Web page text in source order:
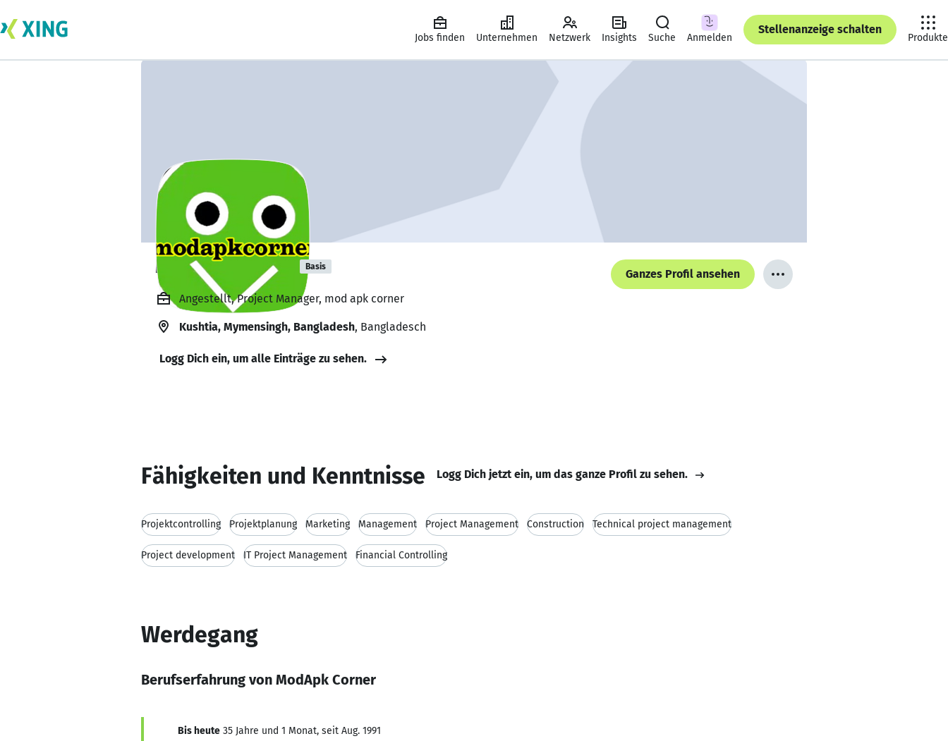
Jobs finden Unternehmen Netzwerk Insights Suche Anmelden
Stellenanzeige schalten
Produkte
ModApk Corner Basis
Ganzes Profil ansehen
Angestellt, Project Manager, mod apk corner
Kushtia, Mymensingh, Bangladesh, Bangladesch
Logg Dich ein, um alle Einträge zu sehen.
Fähigkeiten und Kenntnisse Logg Dich jetzt ein, um das ganze Profil zu sehen.
Projektcontrolling Projektplanung Marketing Management Project Management Construction Technical project management
Project development IT Project Management Financial Controlling
Werdegang
Berufserfahrung von ModApk Corner
Bis heute 35 Jahre und 1 Monat, seit Aug. 1991